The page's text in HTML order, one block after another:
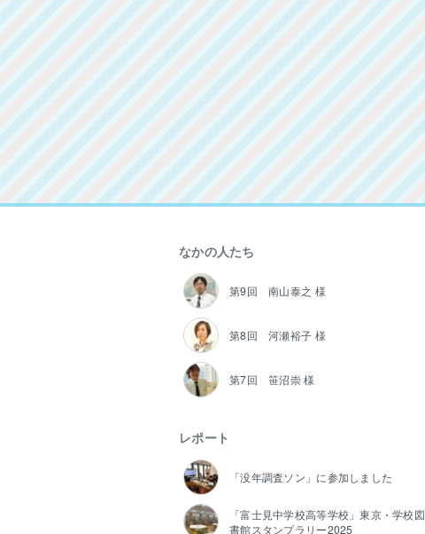
なかの人たち
第9回 南山泰之 様
第8回 河瀬裕子 様
第7回 笹沼崇 様
レポート
「没年調査ソン」に参加しました
「富士見中学校高等学校」東京・学校図
書館スタンプラリー2025